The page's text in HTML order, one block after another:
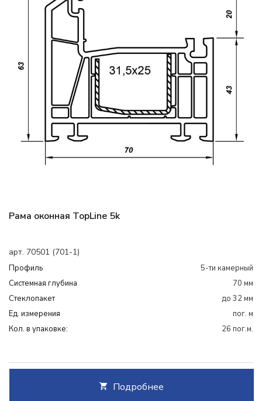
Рама оконная TopLine 5k
арт. 70501 (701-1)
Профиль
5-ти камерный
Системная глубина
70 мм
Cтеклопакет
до 32 мм
Ед. измерения
пог. м
Кол. в упаковке:
26 пог.м.
Подробнее